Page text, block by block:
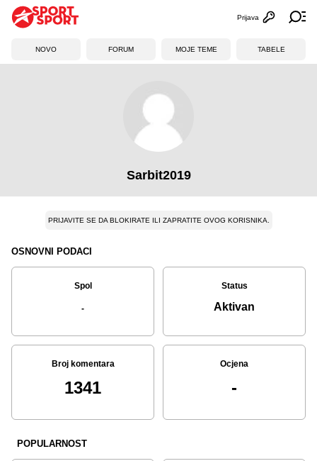
Otvori
Prijava
NOVO FORUM MOJE TEME TABELE
Sarbit2019
PRIJAVITE SE DA BLOKIRATE ILI ZAPRATITE OVOG KORISNIKA.
OSNOVNI PODACI
Spol
-
Status
Aktivan
Broj komentara
1341
Ocjena
-
POPULARNOST